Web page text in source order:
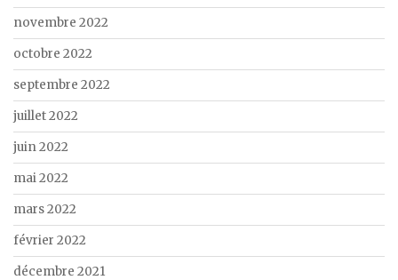
novembre 2022
octobre 2022
septembre 2022
juillet 2022
juin 2022
mai 2022
mars 2022
février 2022
décembre 2021